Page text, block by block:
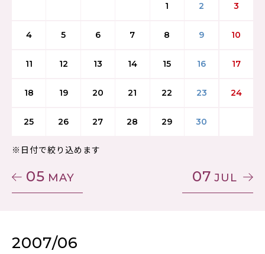
05 MAY
1 2 3
4 5 6 7 8 9 10
11 12 13 14 15 16 17
18 19 20 21 22 23 24
25 26 27 28 29 30
※日付で絞り込めます
07 JUL
2007/06